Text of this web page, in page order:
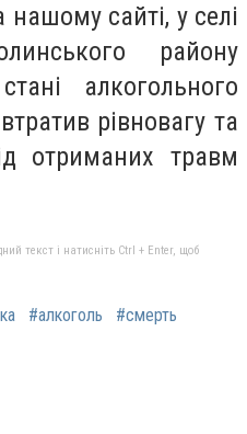
сайті, у селі
району
алкогольного
рівновагу та
отриманих травм
текст і натисніть Ctrl + Enter, щоб
#алкоголь #смерть